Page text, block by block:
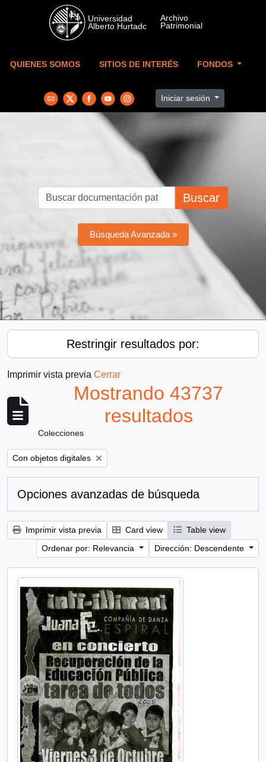
Skip to main content
QUIENES SOMOS SITIOS DE INTERÉS FONDOS
Iniciar sesión
Buscar
Búsqueda Avanzada »
Restringir resultados por:
Imprimir vista previa Cerrar
Mostrando 43737
resultados
Colecciones
Remove filter:
Con objetos digitales
Opciones avanzadas de búsqueda
Imprimir vista previa Card view
Table view
Ordenar por: Relevancia
Dirección: Descendente